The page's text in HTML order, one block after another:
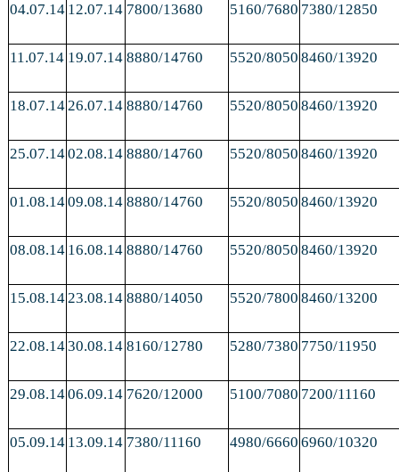
04.07.14 12.07.14 7800/13680 5160/7680 7380/12850
11.07.14 19.07.14 8880/14760 5520/8050 8460/13920
18.07.1426.07.14 8880/14760 5520/8050 8460/13920
25.07.1402.08.14 8880/14760 5520/8050 8460/13920
01.08.1409.08.14 8880/14760 5520/8050 8460/13920
08.08.14 16.08.14 8880/14760 5520/8050 8460/13920
15.08.1423.08.14 8880/14050 5520/7800 8460/13200
22.08.1430.08.14 8160/12780 5280/7380 7750/11950
29.08.1406.09.14 7620/12000 5100/7080 7200/11160
05.09.14 13.09.14 7380/11160 4980/6660 6960/10320